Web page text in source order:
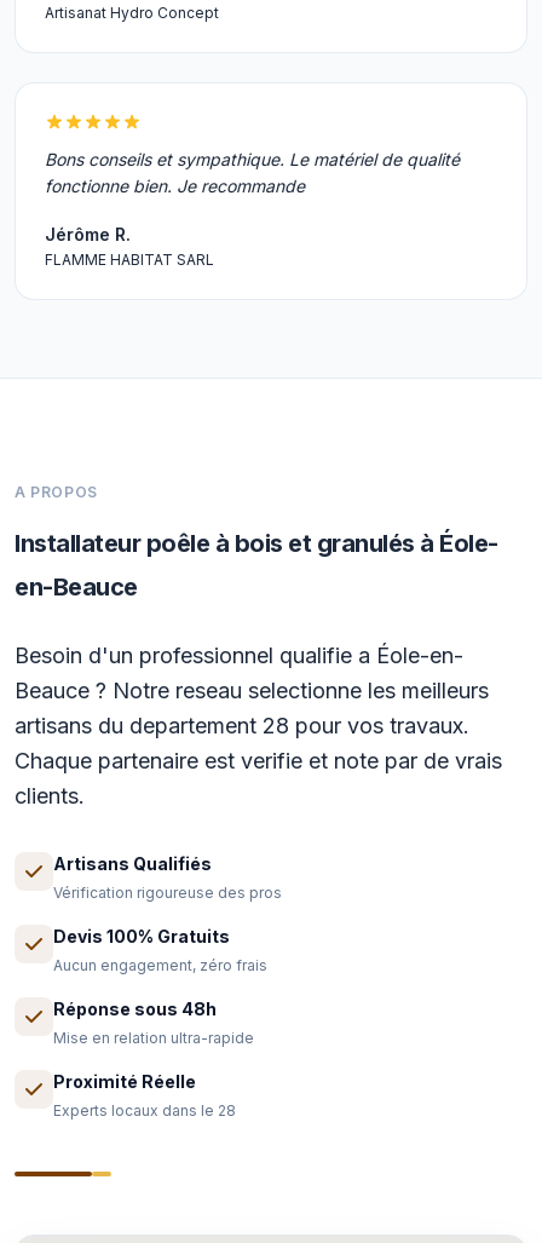
Artisanat Hydro Concept
Bons conseils et sympathique. Le matériel de qualité
fonctionne bien. Je recommande
Jérôme R.
FLAMME HABITAT SARL
A PROPOS
Installateur poêle à bois et granulés à Éole-
en-Beauce
Besoin d'un professionnel qualifie a Éole-en-
Beauce ? Notre reseau selectionne les meilleurs
artisans du departement 28 pour vos travaux.
Chaque partenaire est verifie et note par de vrais
clients.
Artisans Qualifiés
Vérification rigoureuse des pros
Devis 100% Gratuits
Aucun engagement, zéro frais
Réponse sous 48h
Mise en relation ultra-rapide
Proximité Réelle
Experts locaux dans le 28